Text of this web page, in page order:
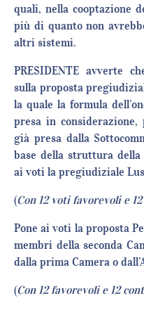
quali, nella cooptazione
più di quanto non
altri sistemi.
PRESIDENTE avverte
sulla proposta
la quale la formula
presa in
già presa dalla
base della struttura
ai voti la pregiudiziale
(Con 12 voti favorevoli e
Pone ai voti la proposta
membri della seconda
dalla prima Camera o
(Con 12 favorevoli e 12